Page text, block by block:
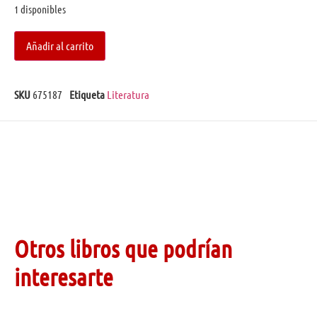
1 disponibles
Añadir al carrito
SKU 675187 Etiqueta Literatura
Otros libros que podrían
interesarte